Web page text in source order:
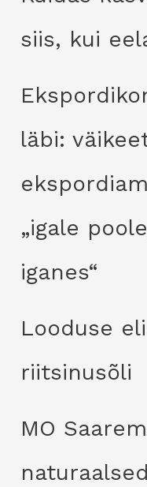
siis, kui
läbi:
„igale
iganes“
Looduse
riitsinusõli
MO